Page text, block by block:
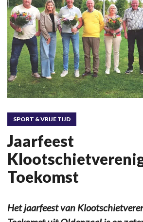
SPORT & VRIJE TIJD
Jaarfeest
Toekomst
Het jaarfeest van